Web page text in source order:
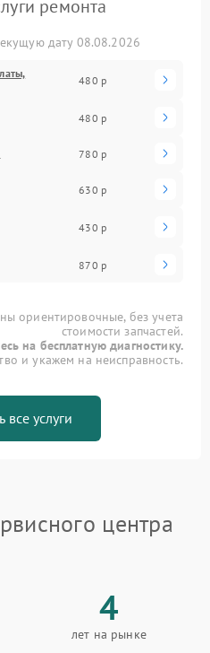
ремонта
дату 08.08.2026
480 р
480 р
780 р
630 р
430 р
870 р
ориентировочные, без учета
стоимости запчастей.
на бесплатную диагностику.
и укажем на неисправность.
все услуги
центра
4
лет на рынке